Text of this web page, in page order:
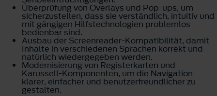
Überprüfung von Overlays und Pop-ups, um
sicherzustellen, dass sie verständlich, intuitiv und
mit gängigen Hilfstechnologien problemlos
bedienbar sind.
Ausbau der Screenreader-Kompatibilität, damit
Inhalte in verschiedenen Sprachen korrekt und
natürlich wiedergegeben werden.
Modernisierung von Registerkarten und
Karussell-Komponenten, um die Navigation
klarer, einfacher und benutzerfreundlicher zu
gestalten.